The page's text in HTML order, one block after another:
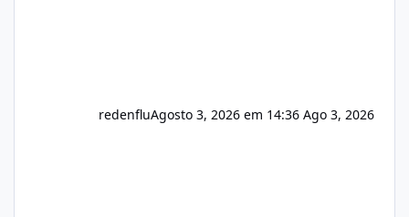
redenfluAgosto 3, 2026 em 14:36 Ago 3, 2026